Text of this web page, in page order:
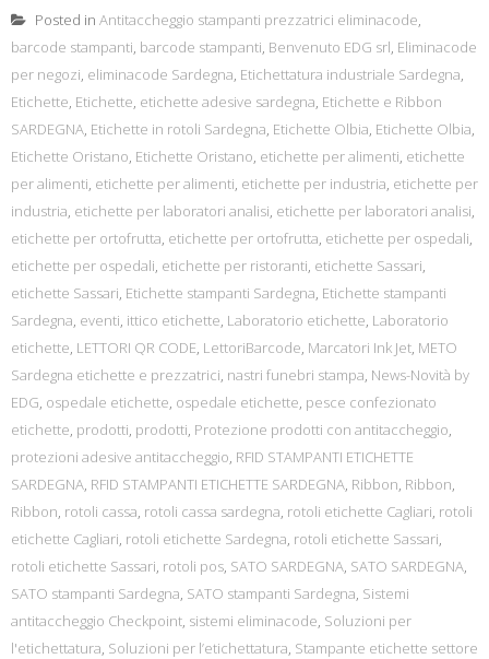
Posted in Antitaccheggio stampanti prezzatrici eliminacode,
barcode stampanti, barcode stampanti, Benvenuto EDG srl, Eliminacode
per negozi, eliminacode Sardegna, Etichettatura industriale Sardegna,
Etichette, Etichette, etichette adesive sardegna, Etichette e Ribbon
SARDEGNA, Etichette in rotoli Sardegna, Etichette Olbia, Etichette Olbia,
Etichette Oristano, Etichette Oristano, etichette per alimenti, etichette
per alimenti, etichette per alimenti, etichette per industria, etichette per
industria, etichette per laboratori analisi, etichette per laboratori analisi,
etichette per ortofrutta, etichette per ortofrutta, etichette per ospedali,
etichette per ospedali, etichette per ristoranti, etichette Sassari,
etichette Sassari, Etichette stampanti Sardegna, Etichette stampanti
Sardegna, eventi, ittico etichette, Laboratorio etichette, Laboratorio
etichette, LETTORI QR CODE, LettoriBarcode, Marcatori Ink Jet, METO
Sardegna etichette e prezzatrici, nastri funebri stampa, News-Novità by
EDG, ospedale etichette, ospedale etichette, pesce confezionato
etichette, prodotti, prodotti, Protezione prodotti con antitaccheggio,
protezioni adesive antitaccheggio, RFID STAMPANTI ETICHETTE
SARDEGNA, RFID STAMPANTI ETICHETTE SARDEGNA, Ribbon, Ribbon,
Ribbon, rotoli cassa, rotoli cassa sardegna, rotoli etichette Cagliari, rotoli
etichette Cagliari, rotoli etichette Sardegna, rotoli etichette Sassari,
rotoli etichette Sassari, rotoli pos, SATO SARDEGNA, SATO SARDEGNA,
SATO stampanti Sardegna, SATO stampanti Sardegna, Sistemi
antitaccheggio Checkpoint, sistemi eliminacode, Soluzioni per
l'etichettatura, Soluzioni per l’etichettatura, Stampante etichette settore